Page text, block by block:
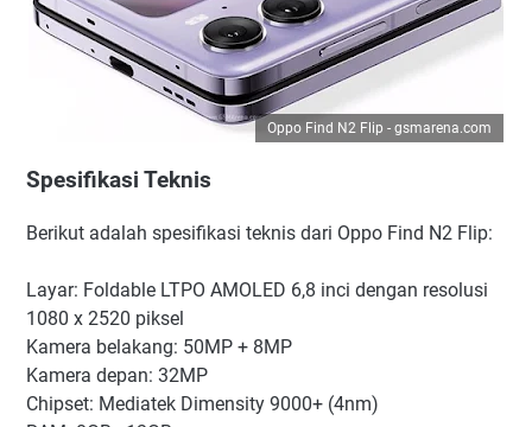
Oppo Find N2 Flip - gsmarena.com
Spesifikasi Teknis
Berikut adalah spesifikasi teknis dari Oppo Find N2 Flip:
Layar: Foldable LTPO AMOLED 6,8 inci dengan resolusi
1080 x 2520 piksel
Kamera belakang: 50MP + 8MP
Kamera depan: 32MP
Chipset: Mediatek Dimensity 9000+ (4nm)